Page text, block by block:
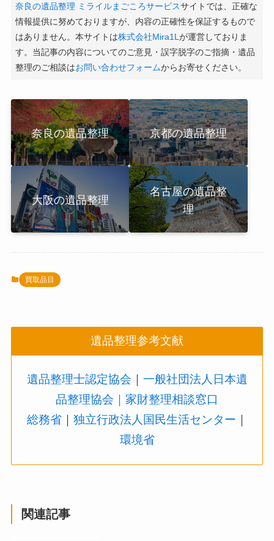
奈良の遺品整理 ミライルまごころサービスサイトでは、正確な
情報提供に努めておりますが、内容の正確性を保証するもので
はありません。本サイトは株式会社Mira1L が運営しておりま
す。当記事の内容についてのご意見・誤字脱字のご指摘・遺品
整理のご相談はお問い合わせフォームからお寄せください。
奈良の遺品整理
大阪の遺品整理
京都の遺品整理
名古屋の遺品整
理
買取品目
遺品整理参考文献
遺品整理士認定協会
一般社団法人日本遺
品整理協会 ｜家財整理相談窓口
総務省｜ 独立行政法人国民生活センター
環境省
関連記事